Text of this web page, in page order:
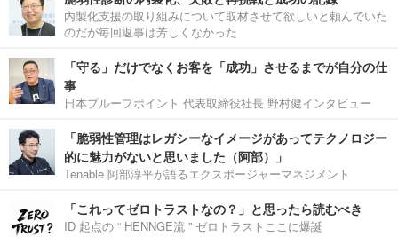
内製化支援の取り組みについて取材させて欲しいと頼んでいた
のだが毎回返事は芳しくなかった
「守る」だけでなくお客を「成功」させるまでが自分の仕
事
日本プルーフポイント 代表取締役社長 野村健インタビュー
「脆弱性管理はレガシーなイメージがあってテクノロジー
的に魅力がないと思いました（阿部）」
Tenable 阿部淳平が語るエクスポージャーマネジメント
「これってゼロトラストなの？」と思ったら読むべき
ID 起点の “ HENNGE流 ” ゼロトラストここに爆誕